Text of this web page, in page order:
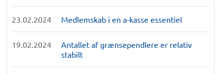
23.02.2024 Medlemskab i en a-kasse essentiel
19.02.2024
Antallet af grænsependlere er relativ
stabilt